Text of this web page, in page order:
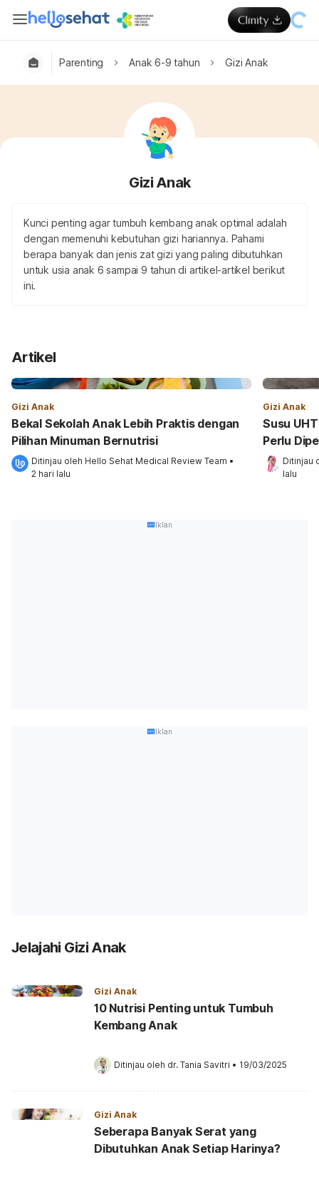
Parenting Anak 6-9 tahun Gizi Anak
Gizi Anak
Kunci penting agar tumbuh kembang anak optimal adalah
dengan memenuhi kebutuhan gizi hariannya. Pahami
berapa banyak dan jenis zat gizi yang paling dibutuhkan
untuk usia anak 6 sampai 9 tahun di artikel-artikel berikut
ini.
Artikel
Gizi Anak
Bekal Sekolah Anak Lebih Praktis dengan
Pilihan Minuman Bernutrisi
Ditinjau oleh Hello Sehat Medical Review Team •
2 hari lalu
Gizi Anak
Susu
Perlu
Ditinjau
lalu
Iklan
Iklan
Jelajahi Gizi Anak
Gizi Anak
10 Nutrisi Penting untuk Tumbuh
Kembang Anak
Ditinjau oleh dr. Tania Savitri • 19/03/2025
Gizi Anak
Seberapa Banyak Serat yang
Dibutuhkan Anak Setiap Harinya?